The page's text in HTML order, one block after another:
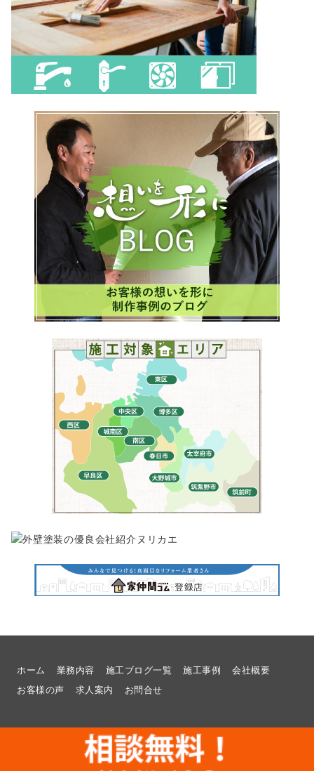
ホーム 業務内容 施工ブログ一覧 施工事例
会社概要
お客様の声
求人案内 お問合せ
福岡県福岡市でリフォームのことなら想いを形に工房へ |
福岡県福岡市でリフォームのことなら想いを形に工房へ